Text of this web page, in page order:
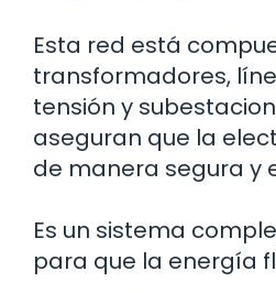
Esta red está
transformadores,
tensión y
aseguran que la
de manera segura y
Es un sistema
para que la energía